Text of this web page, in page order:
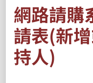
網路請購
請表(新
持人)